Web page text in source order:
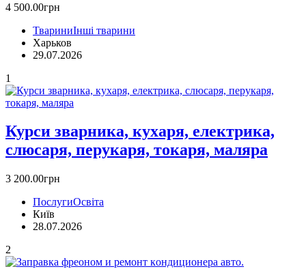
4 500.00грн
ТвариниІнші тварини
Харьков
29.07.2026
1
Курси зварника, кухаря, електрика,
слюсаря, перукаря, токаря, маляра
3 200.00грн
ПослугиОсвіта
Київ
28.07.2026
2